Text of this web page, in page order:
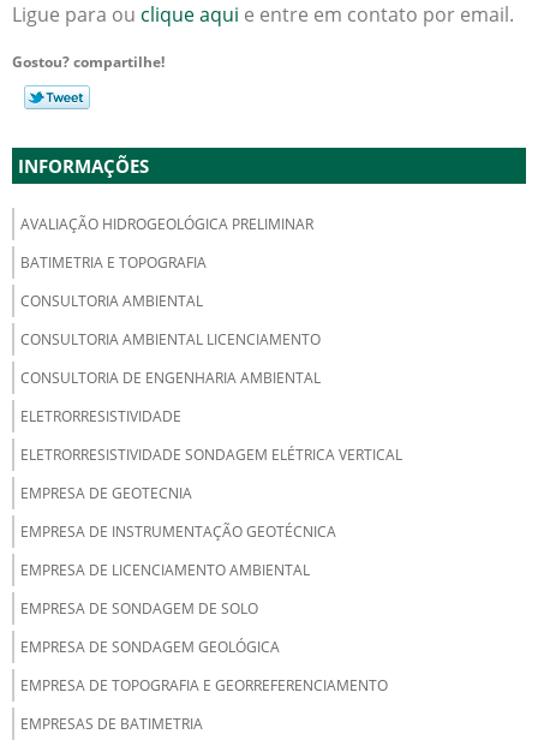
Ligue para ou clique aqui e entre em contato por email.
Gostou? compartilhe!
INFORMAÇÕES
AVALIAÇÃO HIDROGEOLÓGICA PRELIMINAR
BATIMETRIA E TOPOGRAFIA
CONSULTORIA AMBIENTAL
CONSULTORIA AMBIENTAL LICENCIAMENTO
CONSULTORIA DE ENGENHARIA AMBIENTAL
ELETRORRESISTIVIDADE
ELETRORRESISTIVIDADE SONDAGEM ELÉTRICA VERTICAL
EMPRESA DE GEOTECNIA
EMPRESA DE INSTRUMENTAÇÃO GEOTÉCNICA
EMPRESA DE LICENCIAMENTO AMBIENTAL
EMPRESA DE SONDAGEM DE SOLO
EMPRESA DE SONDAGEM GEOLÓGICA
EMPRESA DE TOPOGRAFIA E GEORREFERENCIAMENTO
EMPRESAS DE BATIMETRIA